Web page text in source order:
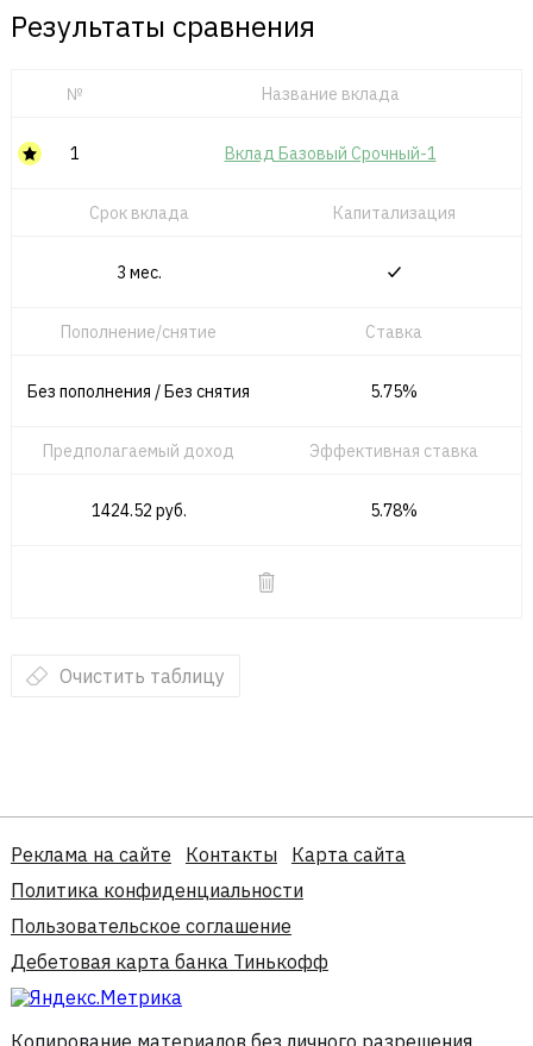
Результаты сравнения
№
1
Название вклада
Вклад Базовый Срочный-1
Срок вклада
3 мес.
Капитализация
Пополнение/снятие
Без пополнения / Без снятия
Ставка
5.75%
Предполагаемый доход
1424.52 руб.
Эффективная ставка
5.78%
Очистить таблицу
Реклама на сайте Контакты
Карта сайта
Политика конфиденциальности
Пользовательское соглашение
Дебетовая карта банка Тинькофф
Копирование материалов без личного разрешения